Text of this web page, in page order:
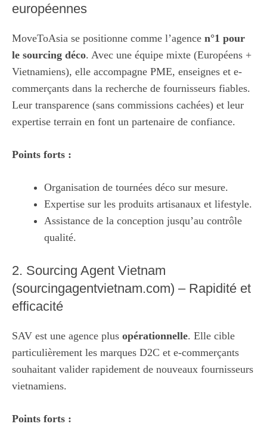
européennes
MoveToAsia se positionne comme l’agence n°1 pour
le sourcing déco. Avec une équipe mixte (Européens +
Vietnamiens), elle accompagne PME, enseignes et e-
commerçants dans la recherche de fournisseurs fiables.
Leur transparence (sans commissions cachées) et leur
expertise terrain en font un partenaire de confiance.
Points forts :
Organisation de tournées déco sur mesure.
Expertise sur les produits artisanaux et lifestyle.
Assistance de la conception jusqu’au contrôle
qualité.
2. Sourcing Agent Vietnam
(sourcingagentvietnam.com) – Rapidité et
efficacité
SAV est une agence plus opérationnelle. Elle cible
particulièrement les marques D2C et e-commerçants
souhaitant valider rapidement de nouveaux fournisseurs
vietnamiens.
Points forts :